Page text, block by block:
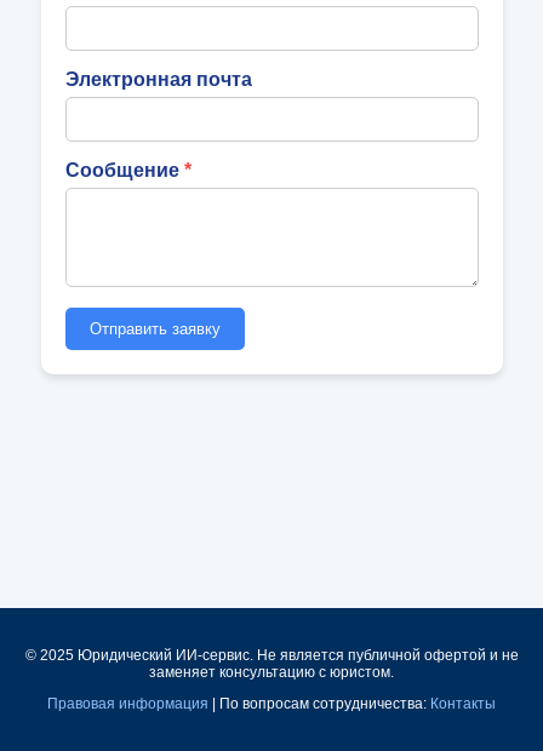
Электронная почта
Сообщение
Отправить заявку
© 2025 Юридический ИИ-сервис. Не является публичной офертой и не
заменяет консультацию с юристом.
Правовая информация | По вопросам сотрудничества: Контакты